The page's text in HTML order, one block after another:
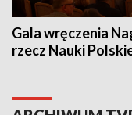
Gala wręczenia
rzecz Nauki